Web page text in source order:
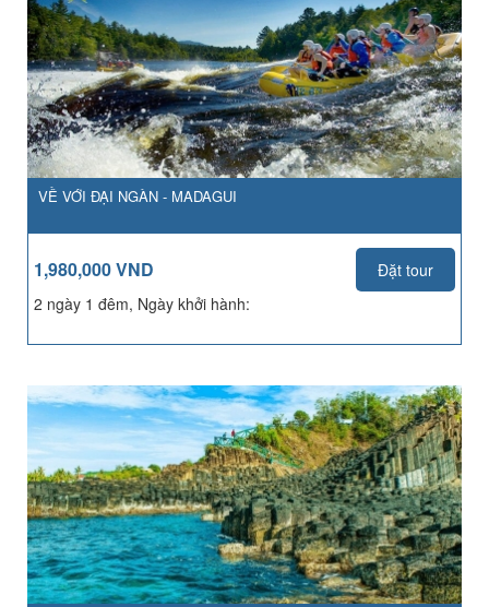
VỀ VỚI ĐẠI NGÀN - MADAGUI
1,980,000 VND
Đặt tour
2 ngày 1 đêm, Ngày khởi hành: